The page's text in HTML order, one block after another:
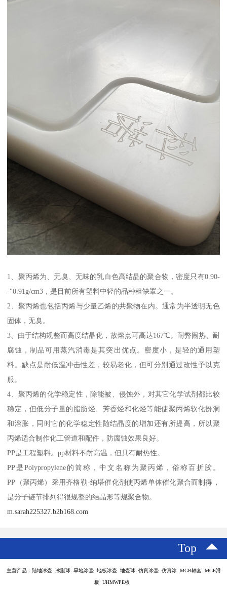
1、聚丙烯为、无臭、无味的乳白色高结晶的聚合物，密度只有0.90-
-"0.91g/cm3，是目前所有塑料中轻的品种租缺罩之一。
2、聚丙烯也包括丙烯与少量乙烯的共聚物在内。通常为半透明无色
固体，无臭。
3、由于结构规整而高度结晶化，故熔点可高达167℃。耐弊闹热、耐
腐蚀，制品可用蒸汽消毒是其突出优点。密度小，是轻的通用塑
料。缺点是耐低温冲击性差，较易老化，但可分别通过改性予以克
服。
4、聚丙烯的化学稳定性，除能被、侵蚀外，对其它化学试剂都比较
稳定，但低分子量的脂肪烃、芳香烃和化烃等能使聚丙烯软化扮洞
和溶胀，同时它的化学稳定性随结晶度的增加还有所提高，所以聚
丙烯适合制作化工管道和配件，防腐蚀效果良好。
PP是工程塑料。pp材料不耐高温，但具有耐热性。
PP是Polypropylene的简称，中文名称为聚丙烯，俗称百折胶。
PP（聚丙烯）采用齐格勒-纳塔催化剂使丙烯单体催化聚合而制得，
是分子链节排列得很规整的结晶形等规聚合物。
m.sarah225327.b2b168.com
Top
主营产品：陆地冰壶 冰蹴球 旱地冰壶 地板冰壶 地壶球 仿真冰壶 仿真冰 MGB轴套 MGE滑
板 UHMWPE板